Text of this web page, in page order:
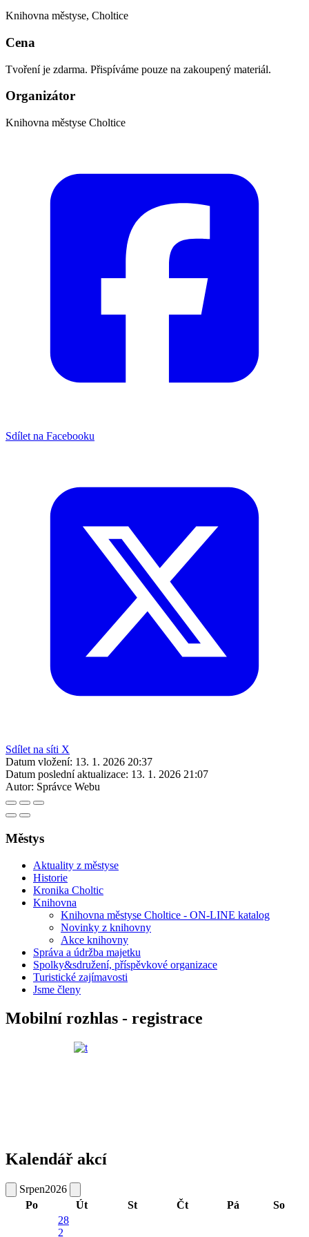
Knihovna městyse, Choltice
Cena
Tvoření je zdarma. Přispíváme pouze na zakoupený materiál.
Organizátor
Knihovna městyse Choltice
Sdílet na Facebooku
Sdílet na síti X
Datum vložení: 13. 1. 2026 20:37
Datum poslední aktualizace: 13. 1. 2026 21:07
Autor: Správce Webu
Městys
Aktuality z městyse
Historie
Kronika Choltic
Knihovna
Knihovna městyse Choltice - ON-LINE katalog
Novinky z knihovny
Akce knihovny
Správa a údržba majetku
Spolky&sdružení, příspěvkové organizace
Turistické zajímavosti
Jsme členy
Mobilní rozhlas - registrace
Kalendář akcí
Srpen2026
Po
Út St Čt Pá So
28
2